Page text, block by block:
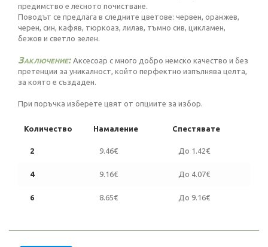
предимство е лесното почистване.
Поводът се предлага в следните цветове: червен, оранжев,
черен, син, кафяв, тюркоаз, лилав, тъмно сив, цикламен,
бежов и светло зелен.
Заключение: Аксесоар с много добро немско качество и без
претенции за уникалност, който перфектно изпълнява целта,
за която е създаден.
При поръчка изберете цвят от опциите за избор.
Количество Намаление Спестявате
2 9.46€ До 1.42€
4 9.16€ До 4.07€
6 8.65€ До 9.16€